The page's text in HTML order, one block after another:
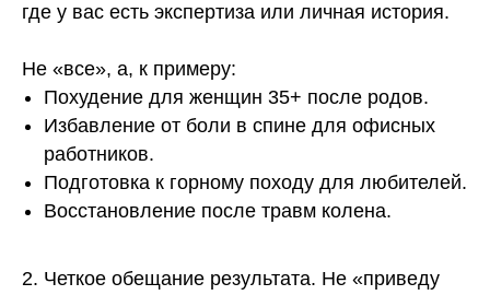
где у вас есть экспертиза или личная история.
Не «все», а, к примеру:
Похудение для женщин 35+ после родов.
Избавление от боли в спине для офисных
работников.
Подготовка к горному походу для любителей.
Восстановление после травм колена.
2. Четкое обещание результата. Не «приведу